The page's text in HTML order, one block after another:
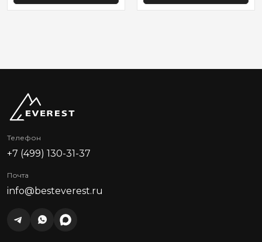
Телефон
+7 (499) 130-31-37
Почта
info@besteverest.ru